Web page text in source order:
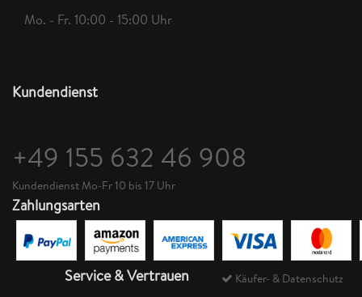
Mo. - Fr. 10:00 - 15:00 Uhr
Kundendienst
+49 155 632 46 908
Kundendienst Mo-Fr 10 bis 17 Uhr
Zahlungsarten
Service & Vertrauen
Käufer- & Datenschutz